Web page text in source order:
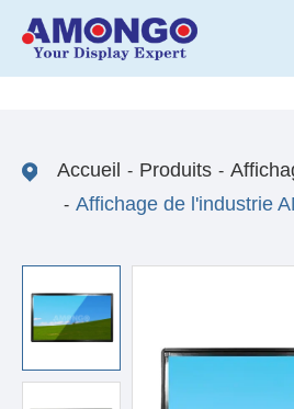
Accueil Produits
Affichage de l'industrie